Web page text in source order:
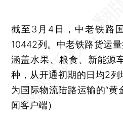
截至3月4日，中老铁路
10442列。中老铁路货运
涵盖水果、粮食、新能源
种，从开通初期的日均2
为国际物流陆路运输的“黄
闻客户端）